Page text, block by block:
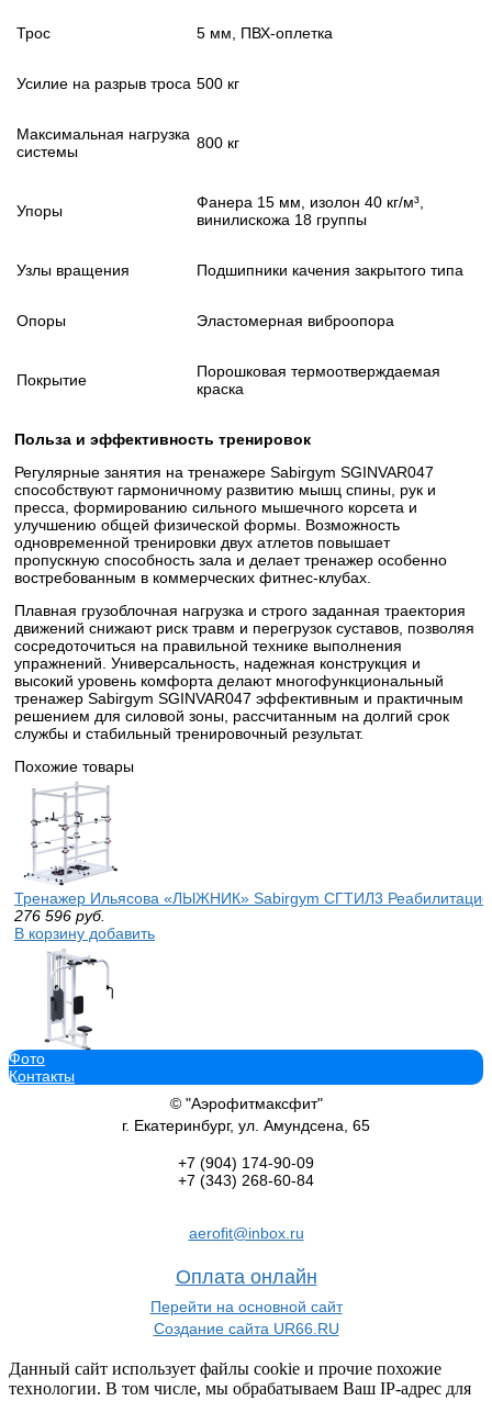
Трос 5 мм, ПВХ-оплетка
Усилие на разрыв троса 500 кг
Максимальная нагрузка
системы
800 кг
Упоры
Фанера 15 мм, изолон 40 кг/м³,
винилискожа 18 группы
Узлы вращения Подшипники качения закрытого типа
Опоры Эластомерная виброопора
Покрытие
Порошковая термоотверждаемая
краска
Польза и эффективность тренировок
Регулярные занятия на тренажере Sabirgym SGINVAR047
способствуют гармоничному развитию мышц спины, рук и
пресса, формированию сильного мышечного корсета и
улучшению общей физической формы. Возможность
одновременной тренировки двух атлетов повышает
пропускную способность зала и делает тренажер особенно
востребованным в коммерческих фитнес-клубах.
Плавная грузоблочная нагрузка и строго заданная траектория
движений снижают риск травм и перегрузок суставов, позволяя
сосредоточиться на правильной технике выполнения
упражнений. Универсальность, надежная конструкция и
высокий уровень комфорта делают многофункциональный
тренажер Sabirgym SGINVAR047 эффективным и практичным
решением для силовой зоны, рассчитанным на долгий срок
службы и стабильный тренировочный результат.
Похожие товары
Тренажер Ильясова «ЛЫЖНИК» Sabirgym СГТИЛ3
276 596 руб.
В корзину добавить
Реабилитационный тренажер Баттерфляй-Задние дельты (стек
SGINVAR045
В корзину добавить
Фото
Контакты
© "Аэрофитмаксфит"
г. Екатеринбург, ул. Амундсена, 65
+7 (904) 174-90-09
+7 (343) 268-60-84
aerofit@inbox.ru
Оплата онлайн
Перейти на основной сайт
Создание сайта UR66.RU
Данный сайт использует файлы cookie и прочие похожие
технологии. В том числе, мы обрабатываем Ваш IP-адрес для